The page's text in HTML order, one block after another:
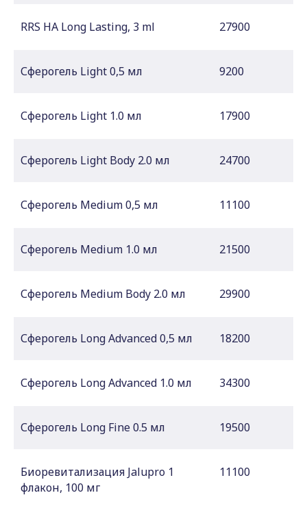
RRS HA Long Lasting, 3 ml 27900
Сферогель Light 0,5 мл 9200
Сферогель Light 1.0 мл 17900
Сферогель Light Body 2.0 мл 24700
Сферогель Medium 0,5 мл 11100
Сферогель Medium 1.0 мл 21500
Сферогель Medium Body 2.0 мл 29900
Сферогель Long Advanced 0,5 мл 18200
Сферогель Long Advanced 1.0 мл 34300
Сферогель Long Fine 0.5 мл 19500
Биоревитализация Jalupro 1
флакон, 100 мг
11100